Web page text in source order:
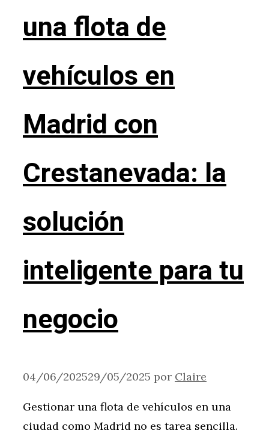
una flota de
vehículos en
Madrid con
Crestanevada: la
solución
inteligente para tu
negocio
04/06/202529/05/2025 por Claire
Gestionar una flota de vehículos en una
ciudad como Madrid no es tarea sencilla.